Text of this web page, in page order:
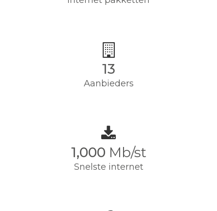
13
Aanbieders
1,000 Mb/st
Snelste internet